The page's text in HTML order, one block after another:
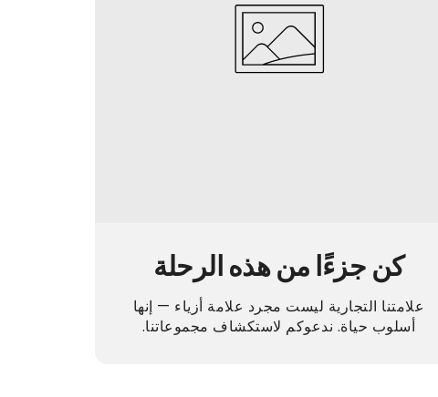
كن جزءًا من هذه الرحلة
علامتنا التجارية ليست مجرد علامة أزياء — إنها
أسلوب حياة. ندعوكم لاستكشاف مجموعاتنا.